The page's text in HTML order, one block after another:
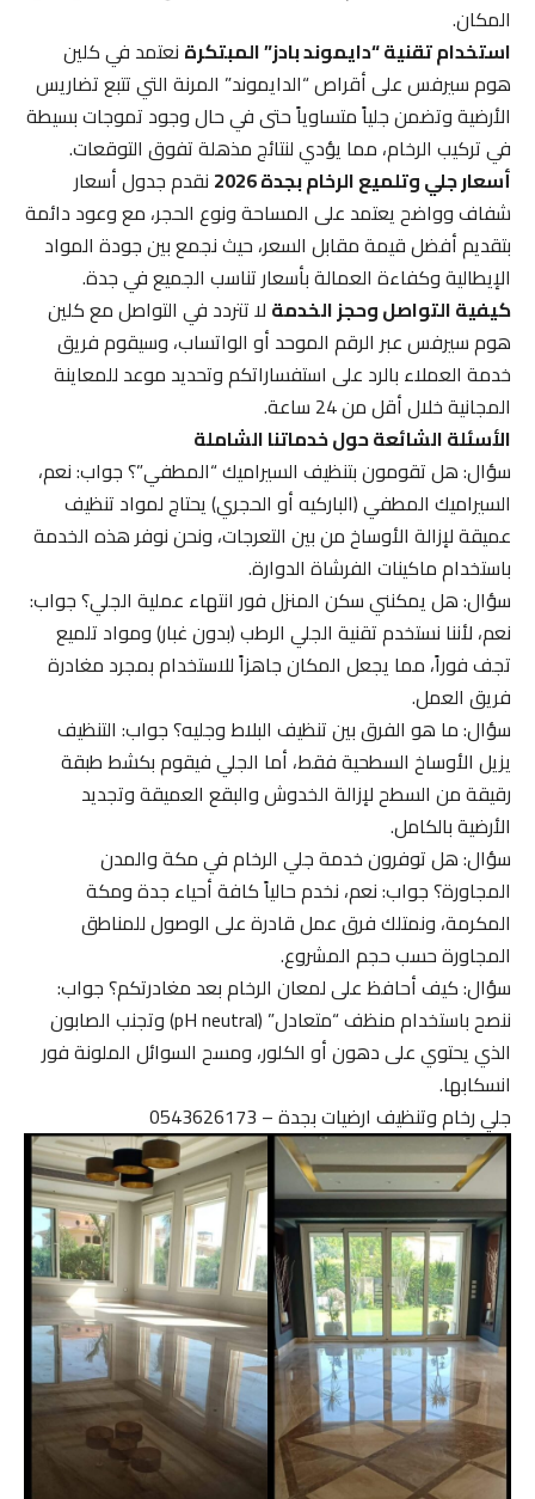
المكان.
استخدام تقنية “دايموند بادز” المبتكرةنعتمد في كلين
هوم سيرفس على أقراص “الدايموند” المرنة التي تتبع تضاريس
الأرضية وتضمن جلياً متساوياً حتى في حال وجود تموجات بسيطة
في تركيب الرخام، مما يؤدي لنتائج مذهلة تفوق التوقعات.
أسعار جلي وتلميع الرخام بجدة 2026
نقدم جدول أسعار
شفاف وواضح يعتمد على المساحة ونوع الحجر، مع وعود دائمة
بتقديم أفضل قيمة مقابل السعر، حيث نجمع بين جودة المواد
الإيطالية وكفاءة العمالة بأسعار تناسب الجميع في جدة.
كيفية التواصل وحجز الخدمةلا تتردد في التواصل مع كلين
هوم سيرفس عبر الرقم الموحد أو الواتساب، وسيقوم فريق
خدمة العملاء بالرد على استفساراتكم وتحديد موعد للمعاينة
المجانية خلال أقل من 24 ساعة.
الأسئلة الشائعة حول خدماتنا الشاملة
سؤال: هل تقومون بتنظيف السيراميك “المطفي”؟ جواب: نعم،
السيراميك المطفي (الباركيه أو الحجري) يحتاج لمواد تنظيف
عميقة لإزالة الأوساخ من بين التعرجات، ونحن نوفر هذه الخدمة
باستخدام ماكينات الفرشاة الدوارة.
سؤال: هل يمكنني سكن المنزل فور انتهاء عملية الجلي؟ جواب:
نعم، لأننا نستخدم تقنية الجلي الرطب (بدون غبار) ومواد تلميع
تجف فوراً، مما يجعل المكان جاهزاً للاستخدام بمجرد مغادرة
فريق العمل.
سؤال: ما هو الفرق بين تنظيف البلاط وجليه؟ جواب: التنظيف
يزيل الأوساخ السطحية فقط، أما الجلي فيقوم بكشط طبقة
رقيقة من السطح لإزالة الخدوش والبقع العميقة وتجديد
الأرضية بالكامل.
سؤال: هل توفرون خدمة جلي الرخام في مكة والمدن
المجاورة؟ جواب: نعم، نخدم حالياً كافة أحياء جدة ومكة
المكرمة، ونمتلك فرق عمل قادرة على الوصول للمناطق
المجاورة حسب حجم المشروع.
سؤال: كيف أحافظ على لمعان الرخام بعد مغادرتكم؟ جواب:
ننصح باستخدام منظف “متعادل” (pH neutral) وتجنب الصابون
الذي يحتوي على دهون أو الكلور، ومسح السوائل الملونة فور
انسكابها.
جلي رخام وتنظيف ارضيات بجدة – 0543626173